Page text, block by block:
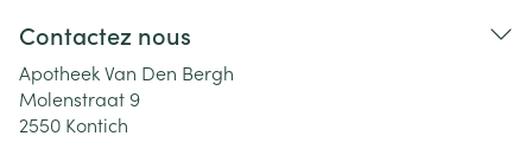
Contactez nous
Apotheek Van Den Bergh
Molenstraat 9
2550 Kontich